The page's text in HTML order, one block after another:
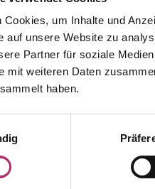
Cookies, um Inhalte und
auf unsere Website zu
Partner für soziale
mit weiteren Daten
haben.
The